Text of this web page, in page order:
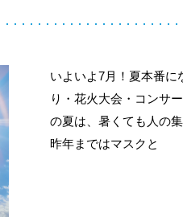
いよいよ7月！夏本番に
り・花火大会・コンサ
の夏は、暑くても人の
昨年まではマスクと